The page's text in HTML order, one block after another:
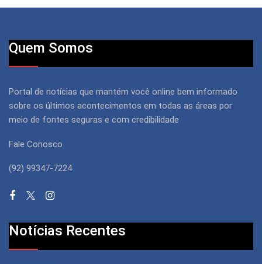
Quem Somos
Portal de notícias que mantém você online bem informado
sobre os últimos acontecimentos em todas as áreas por
meio de fontes seguras e com credibilidade
Fale Conosco
(92) 99347-7224
Notícias Recentes